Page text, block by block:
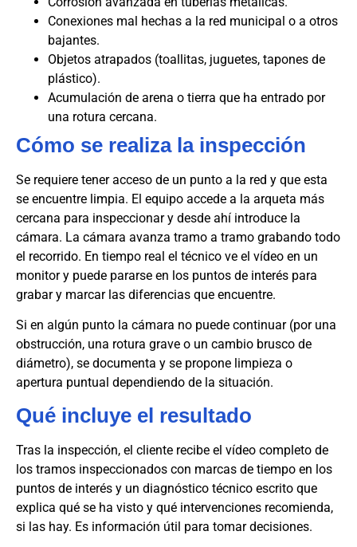
Conexiones mal hechas a la red municipal o a otros
bajantes.
Objetos atrapados (toallitas, juguetes, tapones de
plástico).
Acumulación de arena o tierra que ha entrado por
una rotura cercana.
Cómo se realiza la inspección
Se requiere tener acceso de un punto a la red y que esta
se encuentre limpia. El equipo accede a la arqueta más
cercana para inspeccionar y desde ahí introduce la
cámara. La cámara avanza tramo a tramo grabando todo
el recorrido. En tiempo real el técnico ve el vídeo en un
monitor y puede pararse en los puntos de interés para
grabar y marcar las diferencias que encuentre.
Si en algún punto la cámara no puede continuar (por una
obstrucción, una rotura grave o un cambio brusco de
diámetro), se documenta y se propone limpieza o
apertura puntual dependiendo de la situación.
Qué incluye el resultado
Tras la inspección, el cliente recibe el vídeo completo de
los tramos inspeccionados con marcas de tiempo en los
puntos de interés y un diagnóstico técnico escrito que
explica qué se ha visto y qué intervenciones recomienda,
si las hay. Es información útil para tomar decisiones.